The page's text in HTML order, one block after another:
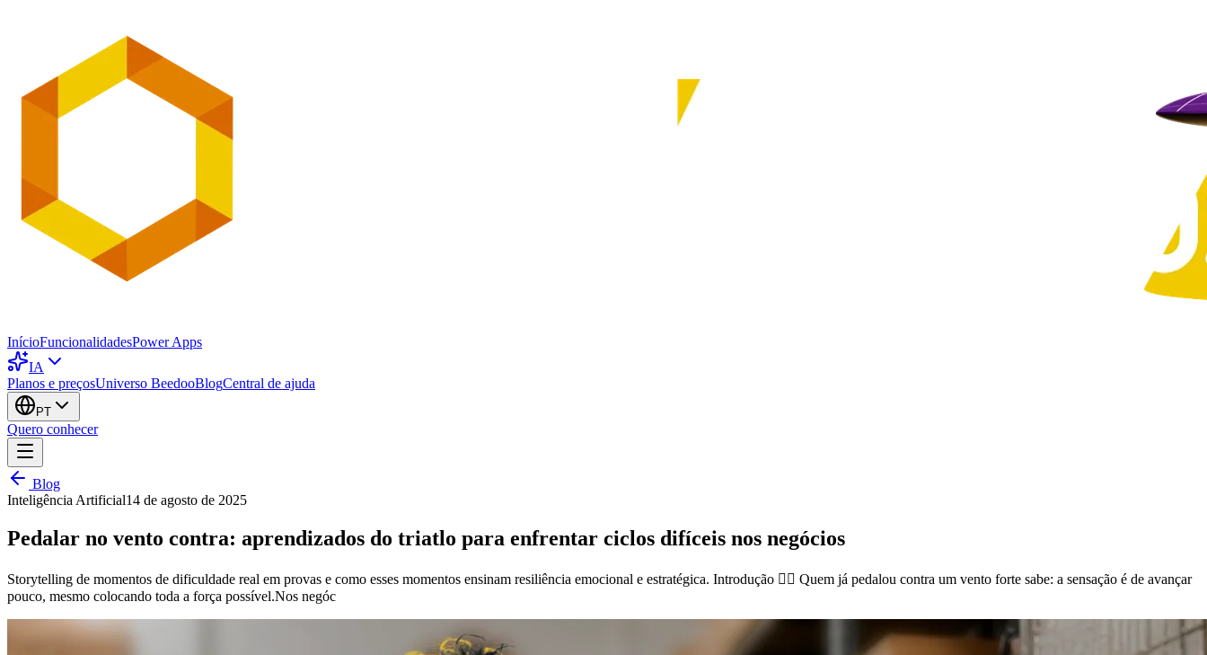
InícioFuncionalidadesPower Apps
IA
Planos e preçosUniverso BeedooBlogCentral de ajuda
PT
Quero conhecer
Blog
Inteligência Artificial14 de agosto de 2025
Pedalar no vento contra: aprendizados do triatlo para enfrentar ciclos difíceis nos negócios
Storytelling de momentos de dificuldade real em provas e como esses momentos ensinam resiliência emocional e estratégica. Introdução 🚴‍♂️ Quem já pedalou contra um vento forte sabe: a sensação é de avançar
pouco, mesmo colocando toda a força possível.Nos negóc